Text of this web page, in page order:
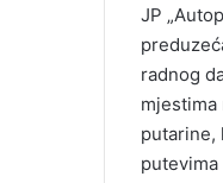
JP
radnog
mjestima
putarine,